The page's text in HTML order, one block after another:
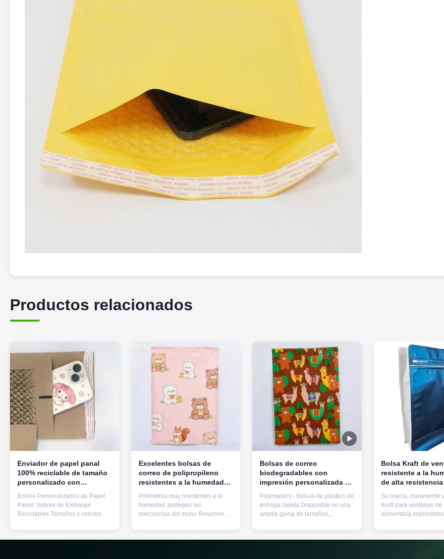
Productos relacionados
Enviador de papel panal
100% reciclable de tamaño
personalizado con
estructura de
amortiguación de panal
para embalaje protector
Envíos Personalizados de Papel
Panal: Sobres de Embalaje
Reciclables Tamaños y colores
suministro directo de fábrica para
soluciones de embalaje óptimas.
Excelentes bolsas de
correo de polipropileno
resistentes a la humedad
con sello autoadhesivo
para proteger las
mercancías del moho
Polímetros muy resistentes a la
humedad: protegen las
mercancías del moho Resumen
(bolsas expresas de plástico) son
soluciones de embalaje prácticas
Bolsas de correo
biodegradables con
impresión personalizada y
sello autoadhesivo para un
envío seguro
Polymailers - Bolsas de plástico de
entrega rápida Disponible en una
amplia gama de tamaños,
accesorios, documentos y
productos blandos Resumen del
Bolsa Kraft de
resistente a la
de alta resistencia
personalizable
envases para
Su marca, claramente
Kraft para ventanas de
alimentaria
chino con ventanas
textura natural, alta